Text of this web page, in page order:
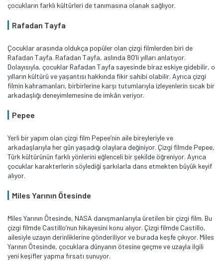
çocukların farklı kültürleri de tanımasına olanak sağlıyor.
Rafadan Tayfa
Çocuklar arasında oldukça popüler olan çizgi filmlerden biri de
Rafadan Tayfa. Rafadan Tayfa, aslında 80’li yılları anlatıyor.
Dolayısıyla, çocuklar Rafadan Tayfa sayesinde biraz eskiye gidebilir, o
yılların kültürü ve yaşantısı hakkında fikir sahibi olabilir. Ayrıca çizgi
filmin kahramanları, birbirlerine karşı tutumlarıyla izleyenlerin sıcak bir
arkadaşlığı deneyimlemesine de imkân veriyor.
Pepee
Yerli bir yapım olan çizgi film Pepee’nin aile bireyleriyle ve
arkadaşlarıyla her gün yaşadığı olaylara değiniyor. Çizgi filmde Pepee,
Türk kültürünün farklı yönlerini eğlenceli bir şekilde öğreniyor. Ayrıca
çocuklar karakterlerin söylediği şarkılarla dans etmekten büyük keyif
alıyor.
Miles Yarının Ötesinde
Miles Yarının Ötesinde, NASA danışmanlarıyla üretilen bir çizgi film. Bu
çizgi filmde Castillo’nun hikayesini konu alıyor. Çizgi filmde Castillo,
ailesiyle uzayın derinliklerine gönderiliyor ve burada keşfe çıkıyor. Miles
Yarının Ötesinde, çocuklara dünyanın ötesine geçme ve uzayla ilgili
yeni keşifler yapma fırsatı sunuyor.